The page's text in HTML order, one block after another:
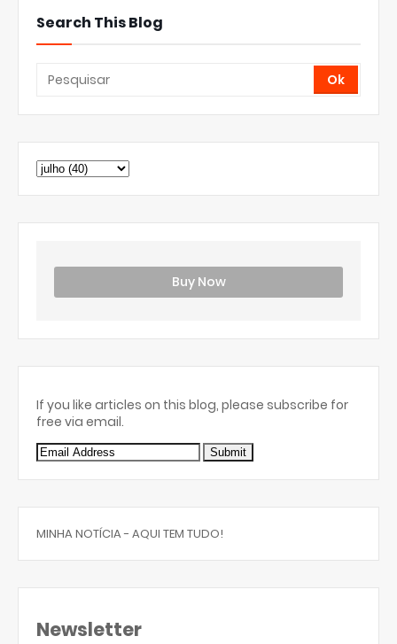
Search This Blog
Buy Now
If you like articles on this blog, please subscribe for
free via email.
MINHA NOTÍCIA - AQUI TEM TUDO!
Newsletter